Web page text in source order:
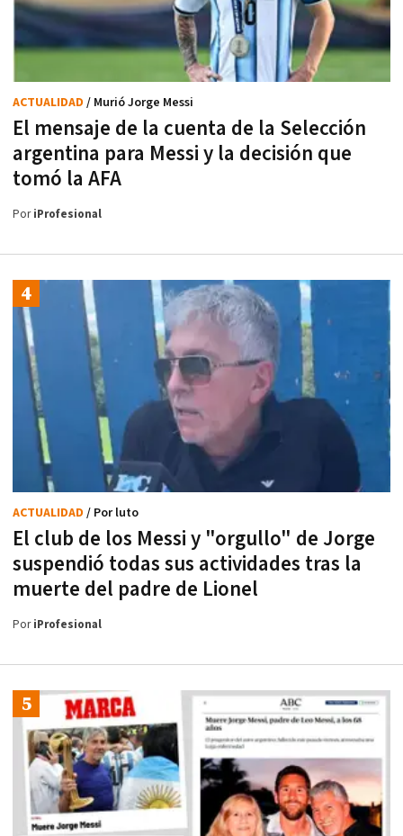
El mensaje de la cuenta de la Selección
argentina para Messi y la decisión que
tomó la AFA
ACTUALIDAD / Murió Jorge Messi
PoriProfesional
El club de los Messi y "orgullo" de Jorge
suspendió todas sus actividades tras la
muerte del padre de Lionel
ACTUALIDAD / Por luto
PoriProfesional